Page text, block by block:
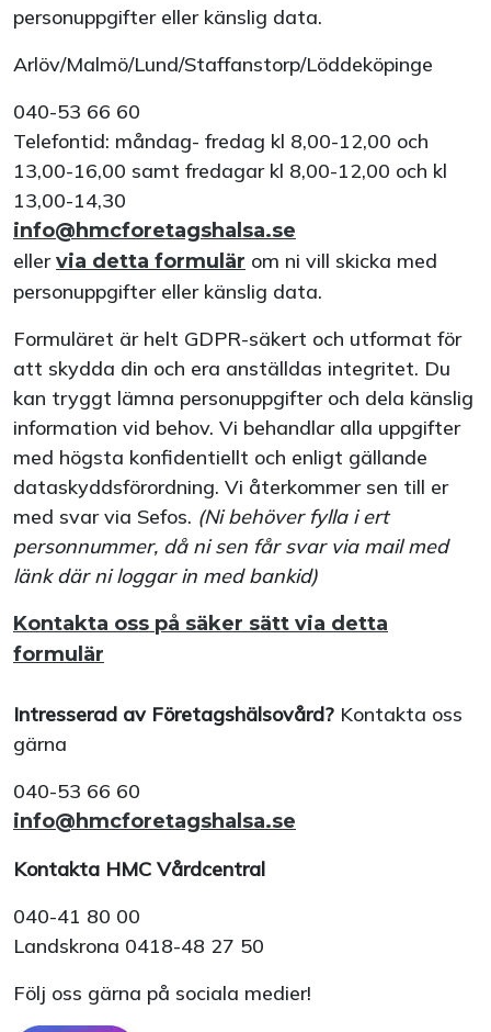
personuppgifter eller känslig data.
Arlöv/Malmö/Lund/Staffanstorp/Löddeköpinge
040-53 66 60
Telefontid: måndag- fredag kl 8,00-12,00 och
13,00-16,00 samt fredagar kl 8,00-12,00 och kl
13,00-14,30
info@hmcforetagshalsa.se
ellervia detta formulär om ni vill skicka med
personuppgifter eller känslig data.
Formuläret är helt GDPR-säkert och utformat för
att skydda din och era anställdas integritet. Du
kan tryggt lämna personuppgifter och dela känslig
information vid behov. Vi behandlar alla uppgifter
med högsta konfidentiellt och enligt gällande
dataskyddsförordning. Vi återkommer sen till er
med svar via Sefos. (Ni behöver fylla i ert
personnummer, då ni sen får svar via mail med
länk där ni loggar in med bankid)
Kontakta oss på säker sätt via detta
formulär
Intresserad av Företagshälsovård? Kontakta oss
gärna
040-53 66 60
info@hmcforetagshalsa.se
Kontakta HMC Vårdcentral
040-41 80 00
Landskrona 0418-48 27 50
Följ oss gärna på sociala medier!